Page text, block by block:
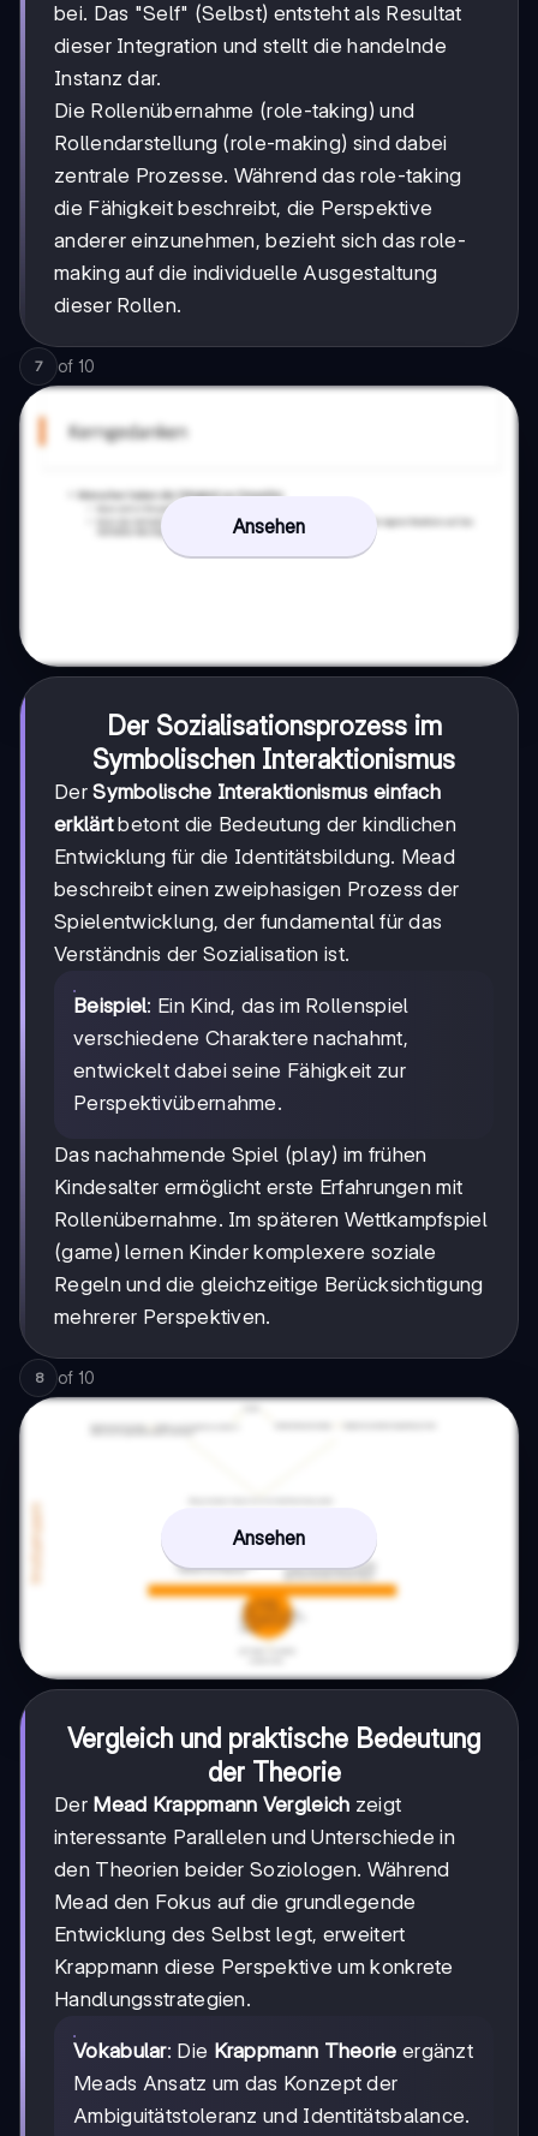
bei. Das "Self" (Selbst) entsteht als Resultat
dieser Integration und stellt die handelnde
Instanz dar.
Die Rollenübernahme (role-taking) und
Rollendarstellung (role-making) sind dabei
zentrale Prozesse. Während das role-taking
die Fähigkeit beschreibt, die Perspektive
anderer einzunehmen, bezieht sich das role-
making auf die individuelle Ausgestaltung
dieser Rollen.
7 of 10
Ansehen
Der Sozialisationsprozess im
Symbolischen Interaktionismus
DerSymbolische Interaktionismus einfach
erklärtbetont die Bedeutung der kindlichen
Entwicklung für die Identitätsbildung. Mead
beschreibt einen zweiphasigen Prozess der
Spielentwicklung, der fundamental für das
Verständnis der Sozialisation ist.
Beispiel: Ein Kind, das im Rollenspiel
verschiedene Charaktere nachahmt,
entwickelt dabei seine Fähigkeit zur
Perspektivübernahme.
Das nachahmende Spiel (play) im frühen
Kindesalter ermöglicht erste Erfahrungen mit
Rollenübernahme. Im späteren Wettkampfspiel
(game) lernen Kinder komplexere soziale
Regeln und die gleichzeitige Berücksichtigung
mehrerer Perspektiven.
8 of 10
Ansehen
Vergleich und praktische Bedeutung
der Theorie
Der Mead Krappmann Vergleich zeigt
interessante Parallelen und Unterschiede in
den Theorien beider Soziologen. Während
Mead den Fokus auf die grundlegende
Entwicklung des Selbst legt, erweitert
Krappmann diese Perspektive um konkrete
Handlungsstrategien.
Vokabular: Die Krappmann Theorie ergänzt
Meads Ansatz um das Konzept der
Ambiguitätstoleranz und Identitätsbalance.